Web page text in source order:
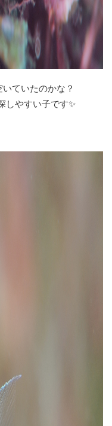
ていたのかな？
しやすい子です✨